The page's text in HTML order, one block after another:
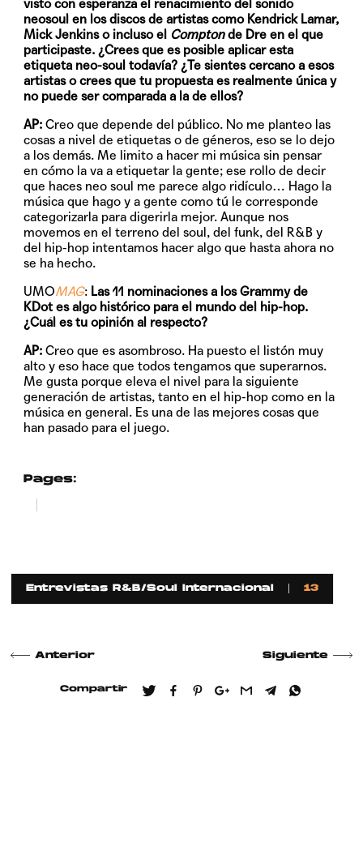
visto con esperanza el renacimiento del sonido
neosoul en los discos de artistas como Kendrick Lamar,
Mick Jenkins o incluso el Comptonde Dre en el que
participaste. ¿Crees que es posible aplicar esta
etiqueta neo-soul todavía? ¿Te sientes cercano a esos
artistas o crees que tu propuesta es realmente única y
no puede ser comparada a la de ellos?
AP: Creo que depende del público. No me planteo las
cosas a nivel de etiquetas o de géneros, eso se lo dejo
a los demás. Me limito a hacer mi música sin pensar
en cómo la va a etiquetar la gente; ese rollo de decir
que haces neo soul me parece algo ridículo… Hago la
música que hago y a gente como tú le corresponde
categorizarla para digerirla mejor. Aunque nos
movemos en el terreno del soul, del funk, del R&B y
del hip-hop intentamos hacer algo que hasta ahora no
se ha hecho.
UMOMAG: Las 11 nominaciones a los Grammy de
KDot es algo histórico para el mundo del hip-hop.
¿Cuál es tu opinión al respecto?
AP: Creo que es asombroso. Ha puesto el listón muy
alto y eso hace que todos tengamos que superarnos.
Me gusta porque eleva el nivel para la siguiente
generación de artistas, tanto en el hip-hop como en la
música en general. Es una de las mejores cosas que
han pasado para el juego.
Pages:
1
Entrevistas R&B/Soul Internacional 13
Anterior Siguiente
Compartir